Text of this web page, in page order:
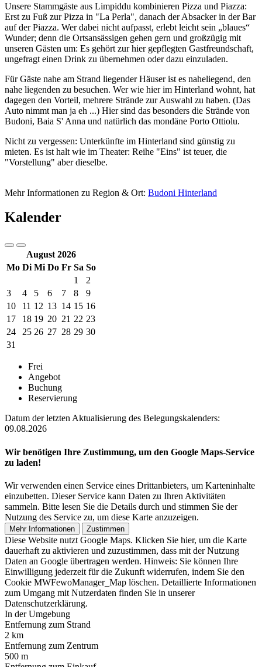
Unsere Stammgäste aus Limpiddu kombinieren Pizza und Piazza:
Erst zu Fuß zur Pizza in "La Perla", danach der Absacker in der Bar
auf der Piazza. Wer dabei nicht aufpasst, erlebt leicht sein „blaues“
Wunder; denn die Ortsansässigen gehen gern und großzügig mit
unseren Gästen um: Es gehört zur hier gepflegten Gastfreundschaft,
ungefragt einen Drink zu übernehmen oder dazu einzuladen.
Für Gäste nahe am Strand liegender Häuser ist es naheliegend, den
nahe liegenden zu besuchen. Wer wie hier im Hinterland wohnt, hat
dagegen den Vorteil, mehrere Strände zur Auswahl zu haben. (Das
Auto nimmt man ja eh ...) Hier sind das besonders die Strände von
Budoni, Baia S' Anna und natürlich das mondäne Porto Ottiolu.
Nicht zu vergessen: Unterkünfte im Hinterland sind günstig zu
mieten. Es ist halt wie im Theater: Reihe "Eins" ist teuer, die
"Vorstellung" aber dieselbe.
Mehr Informationen zu Region & Ort: Budoni Hinterland
Kalender
August 2026
Mo Di Mi Do Fr Sa So
1
2
3
4 5 6 7 8
9
10
11 12 13 14 15 16
17
18 19 20 21 22 23
24
25 26 27 28 29 30
31
Frei
Angebot
Buchung
Reservierung
Datum der letzten Aktualisierung des Belegungskalenders:
09.08.2026
Wir benötigen Ihre Zustimmung, um den Google Maps-Service
zu laden!
Wir verwenden einen Service eines Drittanbieters, um Karteninhalte
einzubetten. Dieser Service kann Daten zu Ihren Aktivitäten
sammeln. Bitte lesen Sie die Details durch und stimmen Sie der
Nutzung des Service zu, um diese Karte anzuzeigen.
Mehr Informationen Zustimmen
Diese Website nutzt Google Maps. Klicken Sie hier, um die Karte
dauerhaft zu aktivieren und zuzustimmen, dass mit der Nutzung
Daten an Google übertragen werden. Hinweis: Sie können Ihre
Einwilligung jederzeit für die Zukunft widerrufen, indem Sie den
Cookie MWFewoManager_Map löschen. Detaillierte Informationen
zum Umgang mit Nutzerdaten finden Sie in unserer
Datenschutzerklärung.
In der Umgebung
Entfernung zum Strand
2 km
Entfernung zum Zentrum
500 m